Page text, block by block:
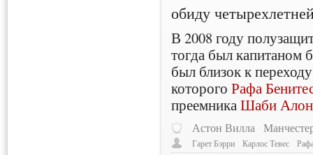
обиду
В 2008 году
тогда был капитаном
был близок к
которогоРафа
преемникаШаби
Астон Вилла
Гарет Бэрри Карлос Тевес